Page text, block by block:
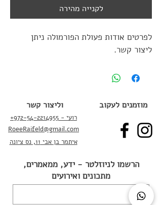
לקנייה מהירה
לפרטים אודות פעולת הפורמולה ניתן
ליצור קשר.
וליצור קשר
+רועי - 972-54-2214955
RoeeRaifeld@gmail.com
איתמר בן אבי 11, נס ציונה
מוזמנים לעקוב
הרשמו לניוזלטר - ידע, ממאמרים,
מתכונים ואירועים